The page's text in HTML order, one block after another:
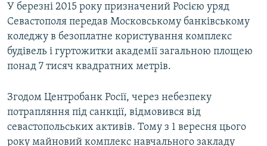
У березні 2015 року призначений Росією уряд
Севастополя передав Московському банківському
коледжу в безоплатне користування комплекс
будівель і гуртожитки академії загальною площею
понад 7 тисяч квадратних метрів.
Згодом Центробанк Росії, через небезпеку
потрапляння під санкції, відмовився від
севастопольських активів. Тому з 1 вересня цього
року майновий комплекс навчального закладу